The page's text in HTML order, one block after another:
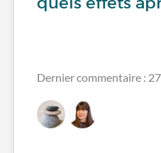
Dernier commentaire :